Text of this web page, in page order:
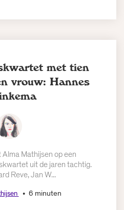
met tien
vrouw: Hannes
Mathijsen op een
uit de jaren tachtig.
Reve, Jan W...
6 minuten